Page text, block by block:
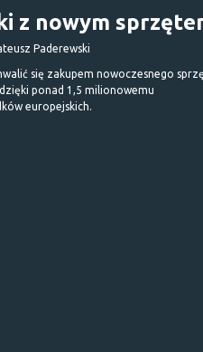
z nowym
Paderewski
się zakupem nowoczesnego
ponad 1,5 milionowemu
europejskich.